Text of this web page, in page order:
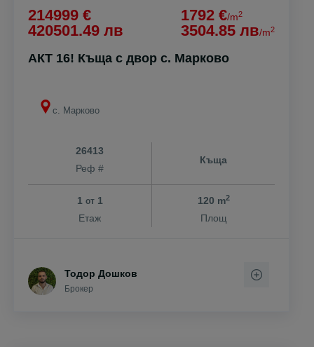
214999 €
420501.49 лв
1792 €/m2
3504.85 лв/m2
АКТ 16! Къща с двор с. Марково
с. Марково
26413
Реф #
Къща
1 от1
Етаж
120 m2
Площ
Тодор Дошков
Брокер